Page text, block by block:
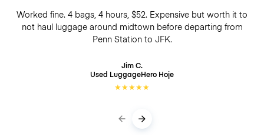
Worked fine. 4 bags, 4 hours, $52. Expensive but worth it to
not haul luggage around midtown before departing from
Penn Station to JFK.
Jim C.
Used LuggageHero Hoje
★★★★★